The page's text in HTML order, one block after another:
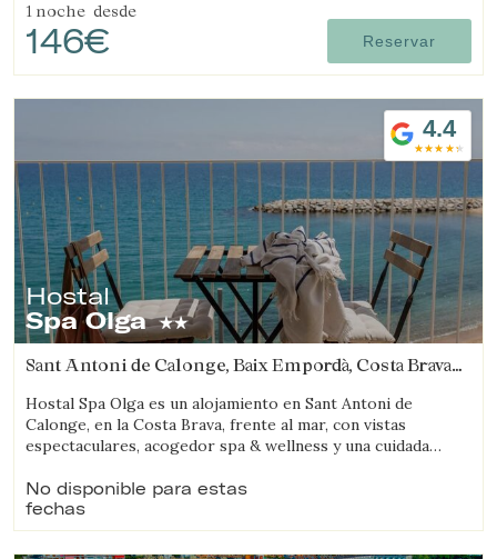
1 noche desde
146€ Reservar
4.4
Hostal
Spa Olga
Sant Antoni de Calonge, Baix Empordà, Costa Brava
Hostal Spa Olga es un alojamiento en Sant Antoni de
Calonge, en la Costa Brava, frente al mar, con vistas
espectaculares, acogedor spa & wellness y una cuidada
No disponible para estas
fechas
Guardar configuración Aceptar todas